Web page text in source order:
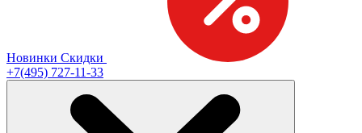
Новинки Скидки
+7(495) 727-11-33